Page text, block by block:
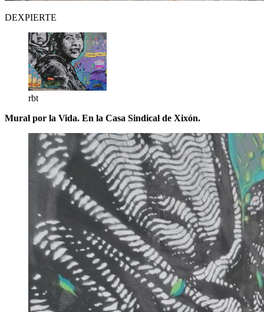
DEXPIERTE
rbt
Mural por la Vida. En la Casa Sindical de Xixón.